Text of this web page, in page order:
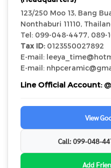
123/250 Moo 13, Bang
Nonthaburi 11110,
Tel: 099-048-4477, 089-
Tax ID: 0123550027892
E-mail:
E-mail:
Line Official Account:
View
Call: 099-048-
Add